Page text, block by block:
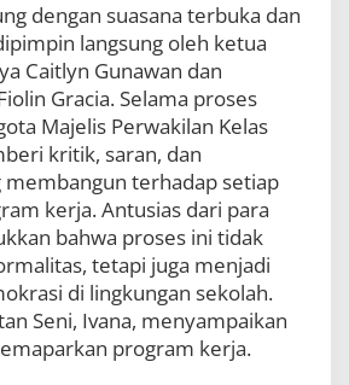
dengan suasana terbuka dan
langsung oleh ketua
Caitlyn Gunawan dan
Gracia. Selama proses
Majelis Perwakilan Kelas
kritik, saran, dan
membangun terhadap setiap
kerja. Antusias dari para
bahwa proses ini tidak
tetapi juga menjadi
di lingkungan sekolah.
Seni, Ivana, menyampaikan
program kerja.